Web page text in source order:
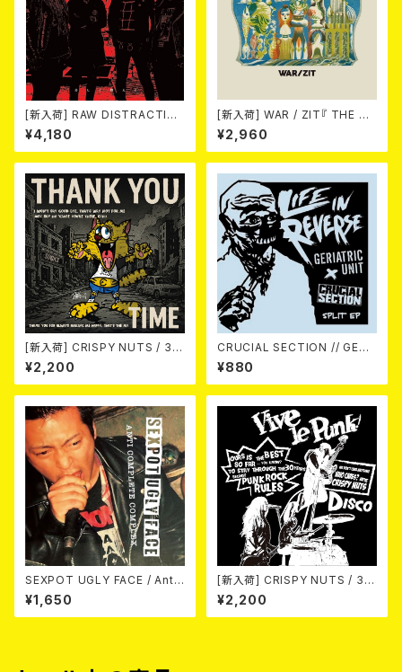
[新入荷] RAW DISTRACTIO
NS / 奇しく燃える (LP)
¥4,180
[新入荷] WAR / ZIT『 THE HE
CK( 12") 』
¥2,960
[新入荷] CRISPY NUTS / 30t
h Anniversary Vol.1 (7"EP)
¥2,200
CRUCIAL SECTION // GERI
ATRIC UNIT / Life In Rever
¥880
SEXPOT UGLY FACE / Anti
¥1,650
[新入荷] CRISPY NUTS / 30t
h Anniversary Vol.2 (7"EP)
¥2,200